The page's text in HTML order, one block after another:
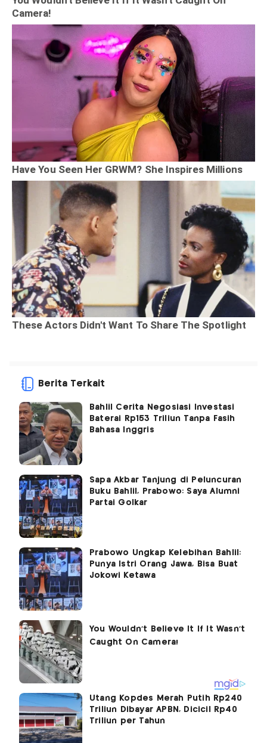
Berita Terkait
Bahlil Cerita Negosiasi Investasi
Baterai Rp153 Triliun Tanpa Fasih
Bahasa Inggris
Sapa Akbar Tanjung di Peluncuran
Buku Bahlil, Prabowo: Saya Alumni
Partai Golkar
Prabowo Ungkap Kelebihan Bahlil:
Punya Istri Orang Jawa, Bisa Buat
Jokowi Ketawa
Utang Kopdes Merah Putih Rp240
Triliun Dibayar APBN, Dicicil Rp40
Triliun per Tahun